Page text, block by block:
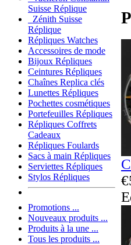
Suisse Réplique
Zénith Suisse
Réplique
Répliques Watches
Accessoires de mode
Bijoux Répliques
Ceintures Répliques
Chaînes Replica clés
Lunettes Répliques
Pochettes cosmétiques
Portefeuilles Répliques
Répliques Coffrets
Cadeaux
Répliques Foulards
Sacs à main Répliques
Serviettes Répliques
Stylos Répliques
Promotions ...
Nouveaux produits ...
Produits à la une ...
Tous les produits ...